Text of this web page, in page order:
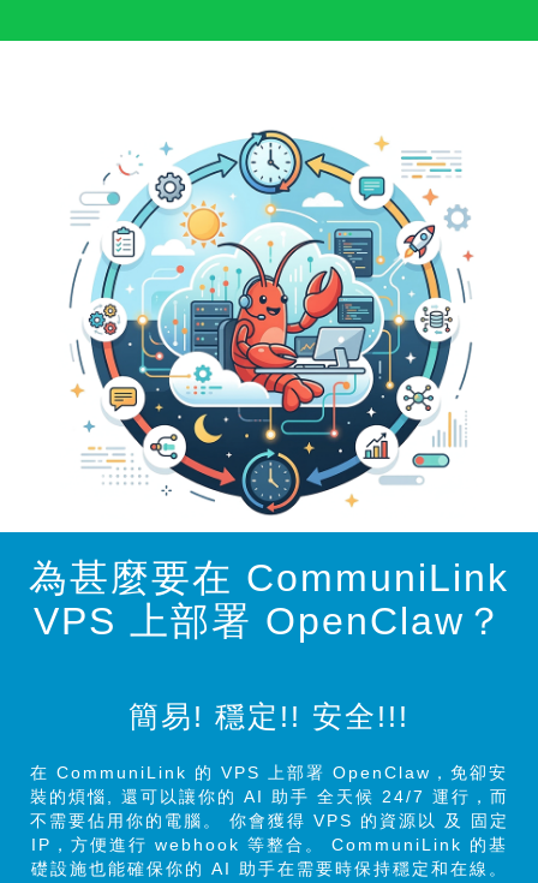
為甚麼要在 CommuniLink
VPS 上部署 OpenClaw？
簡易! 穩定!! 安全!!!
在 CommuniLink 的 VPS 上部署 OpenClaw，免卻安
裝的煩惱, 還可以讓你的 AI 助手 全天候 24/7 運行，而
不需要佔用你的電腦。 你會獲得 VPS 的資源以 及 固定
IP，方便進行 webhook 等整合。 CommuniLink 的基
礎設施也能確保你的 AI 助手在需要時保持穩定和在線。